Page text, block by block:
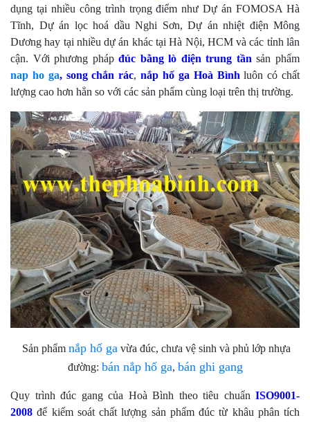
dụng tại nhiều công trình trọng điểm như Dự án FOMOSA Hà
Tĩnh, Dự án lọc hoá dầu Nghi Sơn, Dự án nhiệt điện Mông
Dương hay tại nhiều dự án khác tại Hà Nội, HCM và các tỉnh lân
cận. Với phương phápđúc bằng lò điện trung tần sản phẩm
nap ho ga, song chắn rác,nắp hố ga Hoà Bình luôn có chất
lượng cao hơn hẳn so với các sản phẩm cùng loại trên thị trường.
Sản phẩm nắp hố ga vừa đúc, chưa vệ sinh và phủ lớp nhựa
đường: bán nắp hố ga, bán ghi gang
Quy trình đúc gang của Hoà Bình theo tiêu chuẩn ISO9001-
2008 để kiểm soát chất lượng sản phẩm đúc từ khâu phân tích